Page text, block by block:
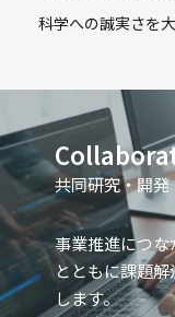
科学への誠実さを
共同研究・開発
事業推進につ
とともに課題
します。